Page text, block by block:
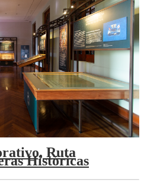
Ruta
Históricas